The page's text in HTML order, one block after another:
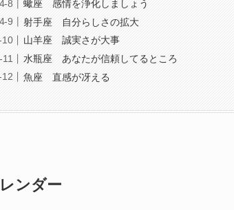
蠍座 感情を浄化しましょう
射手座 自分らしさの拡大
山羊座 誠実さが大事
水瓶座 あなたが信頼してるところ
魚座 直感が冴える
ンダー